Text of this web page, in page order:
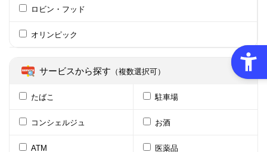
ロビン・フッド
オリンピック
サービスから探す （複数選択可）
たばこ 駐車場
コンシェルジュ お酒
ATM 医薬品